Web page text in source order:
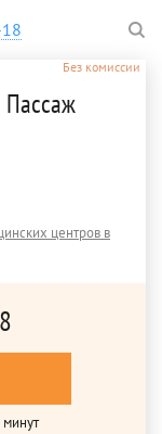
Без комиссии
Пассаж
центров в